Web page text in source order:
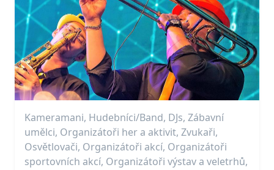
Kameramani, Hudebníci/Band, DJs, Zábavní
umělci, Organizátoři her a aktivit, Zvukaři,
Osvětlovači, Organizátoři akcí, Organizátoři
sportovních akcí, Organizátoři výstav a veletrhů,